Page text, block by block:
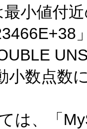
小値付
小数点数
は、「